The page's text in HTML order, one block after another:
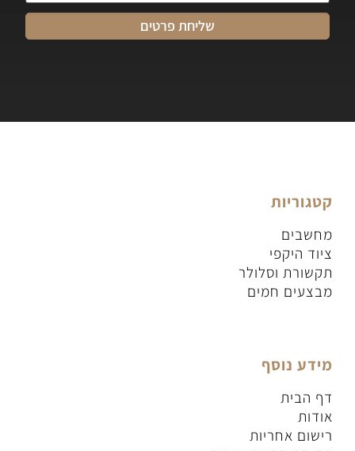
קטגוריות
מחשבים
ציוד היקפי
תקשורת וסלולר
מבצעים חמים
מידע נוסף
דף הבית
אודות
רישום אחריות